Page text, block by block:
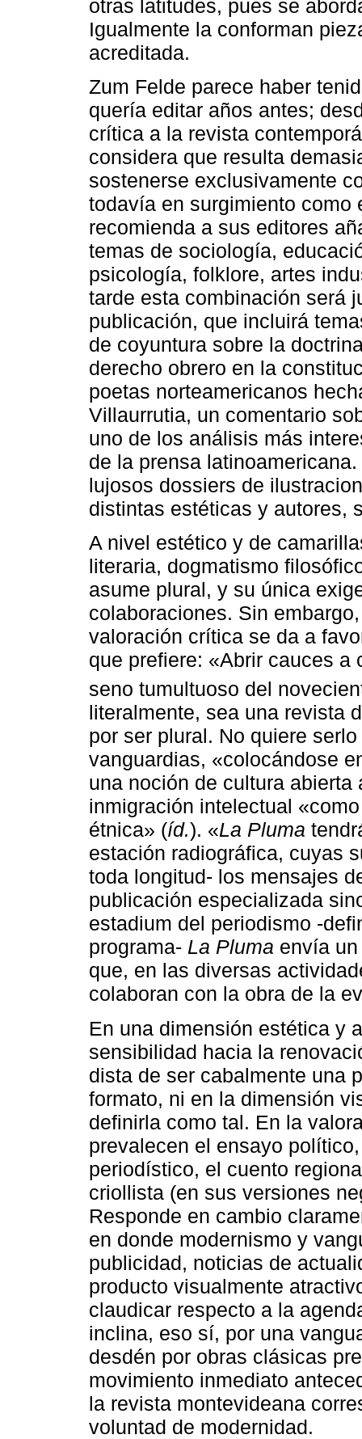
otras latitudes, pues se
Igualmente la conforman
acreditada.
Zum Felde parece haber
quería editar años antes;
crítica a la revista
considera que resulta
sostenerse exclusivamente
todavía en surgimiento como
recomienda a sus editores
temas de sociología,
psicología, folklore, artes
tarde esta combinación será
publicación, que incluirá
de coyuntura sobre la
derecho obrero en la
poetas norteamericanos
Villaurrutia, un comentario
uno de los análisis más
de la prensa
lujosos dossiers de
distintas estéticas y autores,
A nivel estético y de
literaria, dogmatismo
asume plural, y su única
colaboraciones. Sin
valoración crítica se da a
que prefiere: «Abrir cauces a
seno tumultuoso del
literalmente, sea una revista
por ser plural. No quiere
vanguardias, «colocándose
una noción de cultura
inmigración intelectual
étnica» (íd.). «La Pluma
estación radiográfica, cuyas
toda longitud- los mensajes
publicación especializada
estadium del periodismo -
programa- La Pluma envía
que, en las diversas
colaboran con la obra de la
En una dimensión estética y
sensibilidad hacia la
dista de ser cabalmente una
formato, ni en la dimensión
definirla como tal. En la
prevalecen el ensayo
periodístico, el cuento
criollista (en sus versiones
Responde en cambio
en donde modernismo y
publicidad, noticias de
producto visualmente
claudicar respecto a la
inclina, eso sí, por una
desdén por obras clásicas
movimiento inmediato
la revista montevideana
voluntad de modernidad.